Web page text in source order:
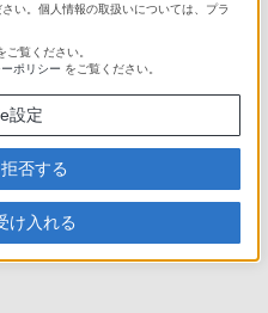
習を便利な機能でサポー
い。個人情報の取扱いについては、プラ
ご覧ください。
ポリシー をご覧ください。
設定
否する
け入れる